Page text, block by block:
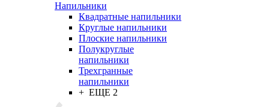
Напильники
Квадратные напильники
Круглые напильники
Плоские напильники
Полукруглые
напильники
Трехгранные
напильники
+ ЕЩЕ 2